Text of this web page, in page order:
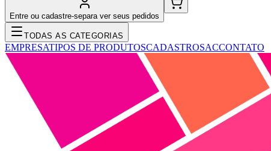
Entre ou cadastre-separa ver seus pedidos
TODAS AS CATEGORIAS
EMPRESATIPOS DE PRODUTOSCADASTROSACCONTATO